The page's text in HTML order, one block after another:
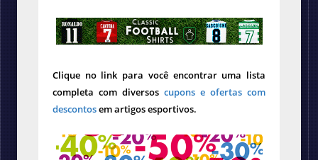
Clique no link para você encontrar uma lista
completa com diversos cupons e ofertas com
descontosem artigos esportivos.